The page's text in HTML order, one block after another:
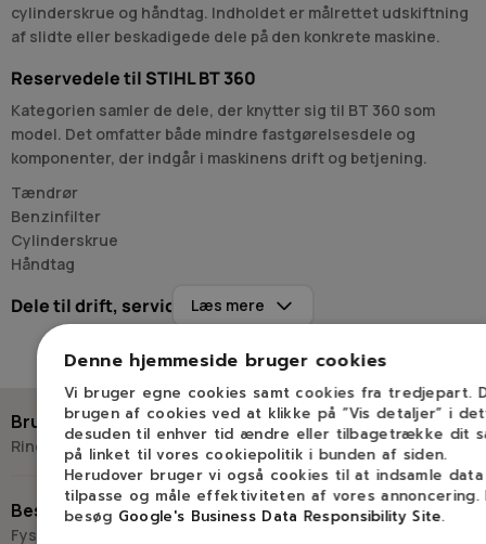
cylinderskrue og håndtag. Indholdet er målrettet udskiftning
af slidte eller beskadigede dele på den konkrete maskine.
Reservedele til STIHL BT 360
Kategorien samler de dele, der knytter sig til BT 360 som
model. Det omfatter både mindre fastgørelsesdele og
komponenter, der indgår i maskinens drift og betjening.
Tændrør
Benzinfilter
Cylinderskrue
Håndtag
Dele til drift, service og betjening
Reservedele i denne kategori bruges til at holde
boreaggregatet samlet, fungerende og håndterbart.
Tændrør og benzinfilter hører til de dele, der indgår i
motorens almindelige service, mens skruer og håndtag
vedrører samling og betjening.
Valg af BT 360 dele efter model og reservedelstype
Når der vælges dele i denne kategori, handler det først og
fremmest om at matche korrekt modelbetegnelse og
Læs mere
Brug for hjælp?
Ring eller skriv til Savdoktoren
+45 98 17 27 33
Besøg os
Fysisk butik og kompetencecenter
Denne hjemmeside bruger cookies
Vi bruger egne cookies samt cookies fra tredjepart.
brugen af cookies ved at klikke på ”Vis detaljer” i
desuden til enhver tid ændre eller tilbagetrække dit
på linket til vores cookiepolitik i bunden af siden.
Herudover bruger vi også cookies til at indsamle
tilpasse og måle effektiviteten af vores annoncering.
besøg Google's Business Data Responsibility Site.